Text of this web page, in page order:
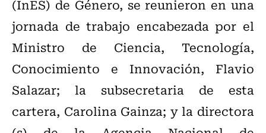
(InES) de Género, se reunieron en una
jornada de trabajo encabezada por el
Ministro de Ciencia, Tecnología,
Conocimiento e Innovación, Flavio
Salazar; la subsecretaria de esta
cartera, Carolina Gainza; y la directora